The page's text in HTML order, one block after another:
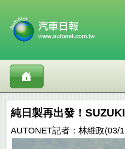
純日製再出發！
AUTONET記者：林維政(03/